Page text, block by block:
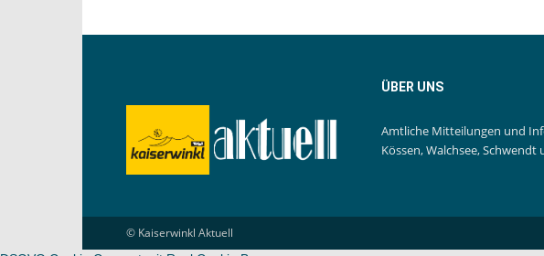
ÜBER UNS
Amtliche Mitteilungen und
Kössen, Walchsee, Schwendt
© Kaiserwinkl Aktuell